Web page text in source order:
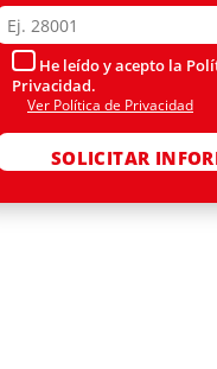
He leído y acepto la
Privacidad.
Ver Política de Privacidad
Por favor, deja este campo